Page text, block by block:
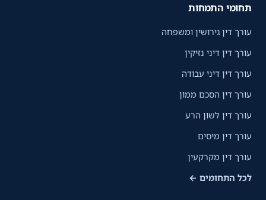
תחומי התמחות
עורך דין גירושין ומשפחה
עורך דין דיני נזיקין
עורך דין דיני עבודה
עורך דין הסכם ממון
עורך דין לשון הרע
עורך דין מיסים
עורך דין מקרקעין
לכל התחומים ←